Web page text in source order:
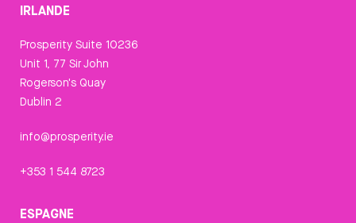
IRLANDE
Prosperity Suite 10236
Unit 1, 77 Sir John
Rogerson's Quay
Dublin 2
info@prosperity.ie
+353 1 544 8723
ESPAGNE